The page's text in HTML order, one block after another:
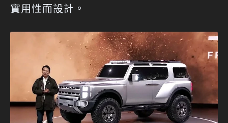
實用性而設計。